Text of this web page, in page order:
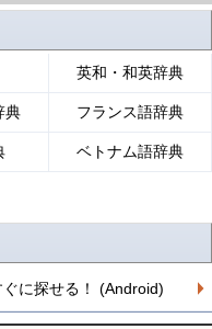
英和・和英辞典
典 フランス語辞典
ベトナム語辞典
に探せる！ (Android)